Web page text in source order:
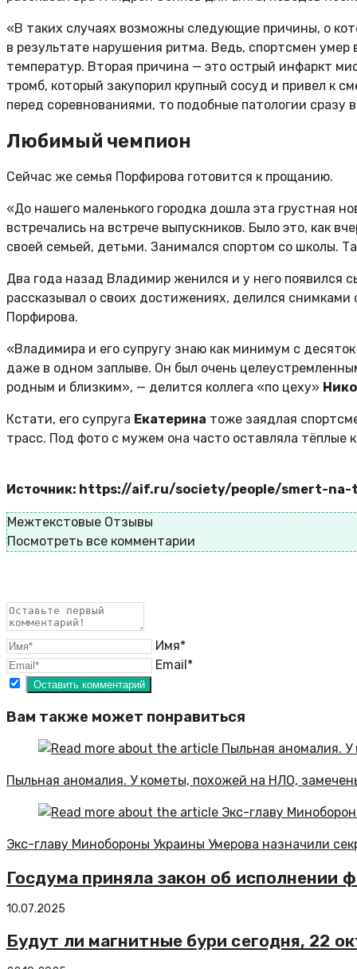
«В таких случаях возможны следующие причины, о
в результате нарушения ритма. Ведь, спортсмен
температур. Вторая причина — это острый инфаркт
тромб, который закупорил крупный сосуд и привел к
перед соревнованиями, то подобные патологии сразу
Любимый чемпион
Сейчас же семья Порфирова готовится к прощанию.
«До нашего маленького городка дошла эта грустная
встречались на встрече выпускников. Было это, как
своей семьей, детьми. Занимался спортом со школы.
Два года назад Владимир женился и у него появился
рассказывал о своих достижениях, делился
Порфирова.
«Владимира и его супругу знаю как минимум с
даже в одном заплыве. Он был очень
родным и близким», — делится коллега «по цеху»
Кстати, его супруга Екатерина тоже заядлая
трасс. Под фото с мужем она часто оставляла
Источник: https://aif.ru/society/people/smert-
Межтекстовые Отзывы
Посмотреть все комментарии
Имя*
Email*
Вам также может понравиться
Пыльная аномалия. У кометы, похожей на НЛО,
Экс-главу Минобороны Украины Умерова назначили
Госдума приняла закон об исполнении
10.07.2025
Будут ли магнитные бури сегодня, 22